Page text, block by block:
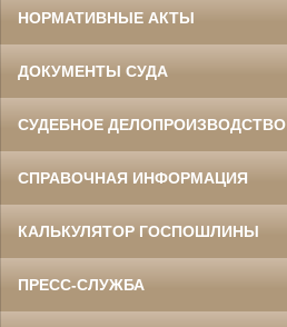
НОРМАТИВНЫЕ АКТЫ
ДОКУМЕНТЫ СУДА
СУДЕБНОЕ ДЕЛОПРОИЗВОДСТВО
СПРАВОЧНАЯ ИНФОРМАЦИЯ
КАЛЬКУЛЯТОР ГОСПОШЛИНЫ
ПРЕСС-СЛУЖБА